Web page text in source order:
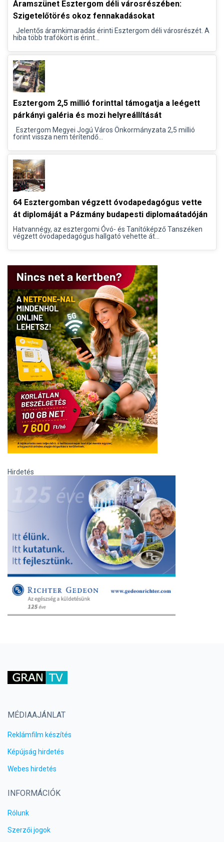
Áramszünet Esztergom déli városrészében:
Szigetelőtörés okoz fennakadásokat
Jelentős áramkimaradás érinti Esztergom déli városrészét. A
hiba több trafókört is érint...
Esztergom 2,5 millió forinttal támogatja a leégett
párkányi galéria és mozi helyreállítását
Esztergom Megyei Jogú Város Önkormányzata 2,5 millió
forint vissza nem térítendő...
64 Esztergomban végzett óvodapedagógus vette
át diplomáját a Pázmány budapesti diplomaátadóján
Hatvannégy, az esztergomi Óvó- és Tanítóképző Tanszéken
végzett óvodapedagógus hallgató vehette át...
Hirdetés
MÉDIAAJÁNLAT
Reklámfilm készítés
Képújság hirdetés
Webes hirdetés
INFORMÁCIÓK
Rólunk
Szerzői jogok